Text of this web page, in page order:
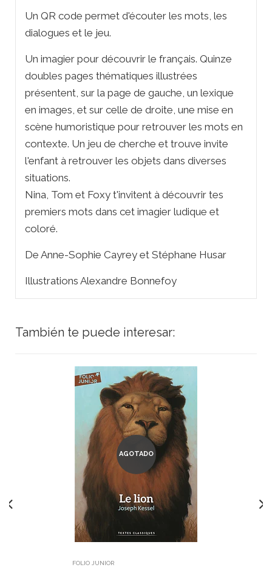
Un QR code permet d'écouter les mots, les
dialogues et le jeu.
Un imagier pour découvrir le français. Quinze
doubles pages thématiques illustrées
présentent, sur la page de gauche, un lexique
en images, et sur celle de droite, une mise en
scène humoristique pour retrouver les mots en
contexte. Un jeu de cherche et trouve invite
l'enfant à retrouver les objets dans diverses
situations.
Nina, Tom et Foxy t'invitent à découvrir tes
premiers mots dans cet imagier ludique et
coloré.
De Anne-Sophie Cayrey et Stéphane Husar
Illustrations Alexandre Bonnefoy
También te puede interesar:
AGOTADO
FOLIO JUNIOR